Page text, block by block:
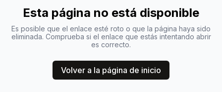
Esta página no está disponible
Es posible que el enlace esté roto o que la página haya sido
eliminada. Comprueba si el enlace que estás intentando abrir
es correcto.
Volver a la página de inicio